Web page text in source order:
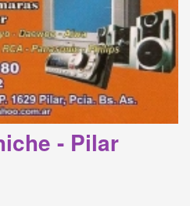
- Pilar